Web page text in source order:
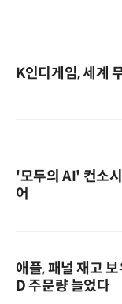
K인디게임, 세계
'모두의 AI' 컨소
어
애플, 패널 재고
D 주문량 늘었다